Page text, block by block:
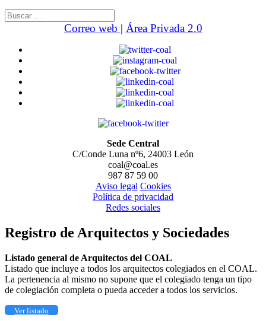
Buscar:
Correo web | Área Privada 2.0
Sede Central
C/Conde Luna nº6, 24003 León
coal@coal.es
987 87 59 00
Aviso legal Cookies
Política de privacidad
Redes sociales
Registro de Arquitectos y Sociedades
Listado general de Arquitectos del COAL
Listado que incluye a todos los arquitectos colegiados en el COAL.
La pertenencia al mismo no supone que el colegiado tenga un tipo
de colegiación completa o pueda acceder a todos los servicios.
Ver listado